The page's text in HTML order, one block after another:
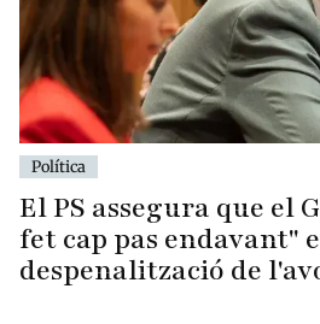
Política
El PS assegura que el
fet cap pas endavant"
despenalització de